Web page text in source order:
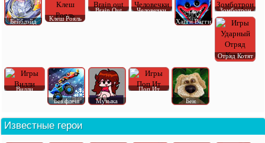
Бейблэйд Клеш Рояль
Brain Out
Человечки
Хагги Вагги
Зомботрон
Отряд Котят
Вилли
Без флеш
Музыка
Поп Ит
Бен
Известные герои